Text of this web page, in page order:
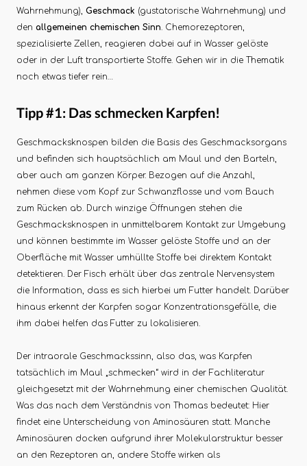
Wahrnehmung), Geschmack (gustatorische Wahrnehmung) und
den allgemeinen chemischen Sinn. Chemorezeptoren,
spezialisierte Zellen, reagieren dabei auf in Wasser gelöste
oder in der Luft transportierte Stoffe. Gehen wir in die Thematik
noch etwas tiefer rein…
Tipp #1: Das schmecken Karpfen!
Geschmacksknospen bilden die Basis des Geschmacksorgans
und befinden sich hauptsächlich am Maul und den Barteln,
aber auch am ganzen Körper. Bezogen auf die Anzahl,
nehmen diese vom Kopf zur Schwanzflosse und vom Bauch
zum Rücken ab. Durch winzige Öffnungen stehen die
Geschmacksknospen in unmittelbarem Kontakt zur Umgebung
und können bestimmte im Wasser gelöste Stoffe und an der
Oberfläche mit Wasser umhüllte Stoffe bei direktem Kontakt
detektieren. Der Fisch erhält über das zentrale Nervensystem
die Information, dass es sich hierbei um Futter handelt. Darüber
hinaus erkennt der Karpfen sogar Konzentrationsgefälle, die
ihm dabei helfen das Futter zu lokalisieren.
Der intraorale Geschmackssinn, also das, was Karpfen
tatsächlich im Maul „schmecken“ wird in der Fachliteratur
gleichgesetzt mit der Wahrnehmung einer chemischen Qualität.
Was das nach dem Verständnis von Thomas bedeutet: Hier
findet eine Unterscheidung von Aminosäuren statt. Manche
Aminosäuren docken aufgrund ihrer Molekularstruktur besser
an den Rezeptoren an, andere Stoffe wirken als